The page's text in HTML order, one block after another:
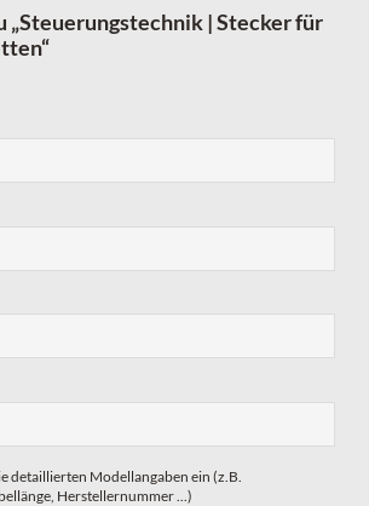
„Steuerungstechnik | Stecker für
detaillierten Modellangaben ein (z.B.
Herstellernummer ...)